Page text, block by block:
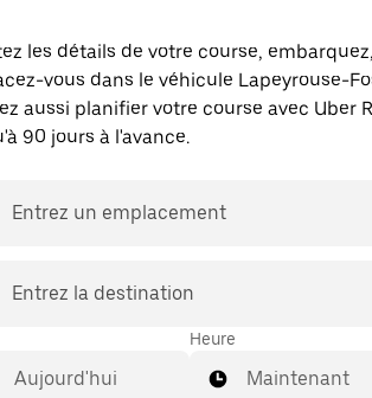
les détails de votre course,
vous dans le véhicule Lapeyrouse-
aussi planifier votre course avec Uber
90 jours à l'avance.
Entrez un emplacement
Entrez la destination
Heure
Maintenant